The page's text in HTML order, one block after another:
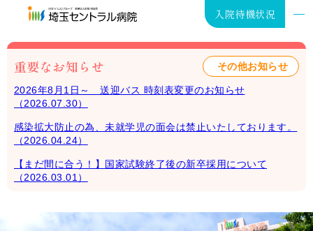
入院待機状況
入院･お見舞い
外来･健診
在宅医療
重要なお知らせ その他お知らせ
2026年8月1日～ 送迎バス 時刻表変更のお知らせ
（2026.07.30）
感染拡大防止の為、未就学児の面会は禁止いたしております。
（2026.04.24）
【まだ間に合う！】国家試験終了後の新卒採用について
（2026.03.01）